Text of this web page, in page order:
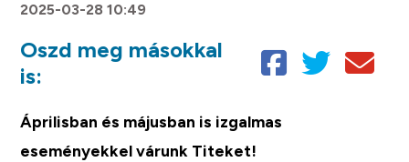
2025-03-28 10:49
Oszd meg másokkal
is:
Áprilisban és májusban is izgalmas
eseményekkel várunk Titeket!